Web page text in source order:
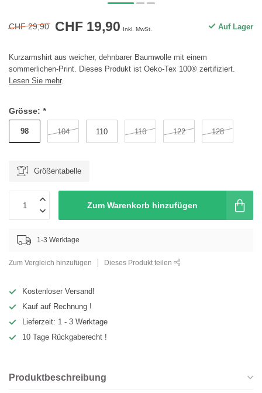
CHF 29,90 CHF 19,90 Inkl. MwSt. Auf Lager
Kurzarmshirt aus weicher, dehnbarer Baumwolle mit einem
sommerlichen-Print. Dieses Produkt ist Oeko-Tex 100® zertifiziert.
Lesen Sie mehr.
Grösse: *
98 104 110 116 122 128
Größentabelle
Zum Warenkorb hinzufügen
1-3 Werktage
Zum Vergleich hinzufügen Dieses Produkt teilen
Kostenloser Versand!
Kauf auf Rechnung !
Lieferzeit: 1 - 3 Werktage
10 Tage Rückgaberecht !
Produktbeschreibung